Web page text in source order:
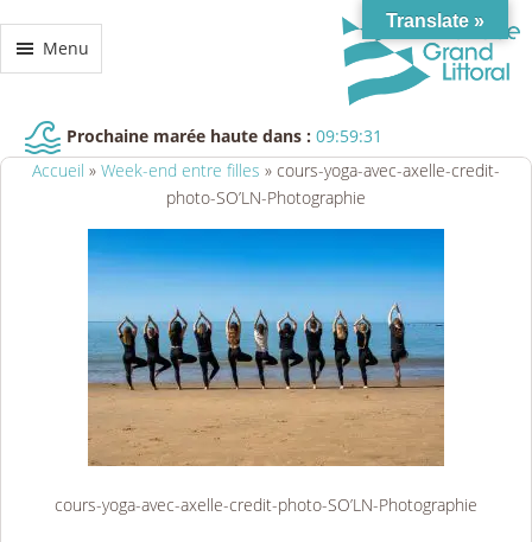
Menu
Prochaine marée haute dans : 09:59:31
Accueil » Week-end entre filles » cours-yoga-avec-axelle-credit-
photo-SO’LN-Photographie
cours-yoga-avec-axelle-credit-photo-SO’LN-Photographie
Translate »